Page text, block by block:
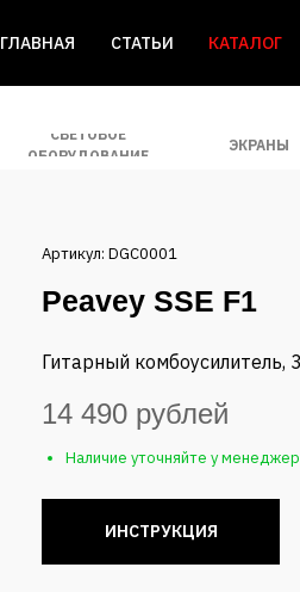
ГЛАВНАЯ СТАТЬИ КАТАЛОГ
СВЕТОВОЕ
ОБОРУДОВАНИЕ
ЭКРАНЫ
Peavey SSE F1
Гитарный комбоусилитель,
14 490 рублей
ИНСТРУКЦИЯ
Наличие уточняйте у
Артикул: DGC0001